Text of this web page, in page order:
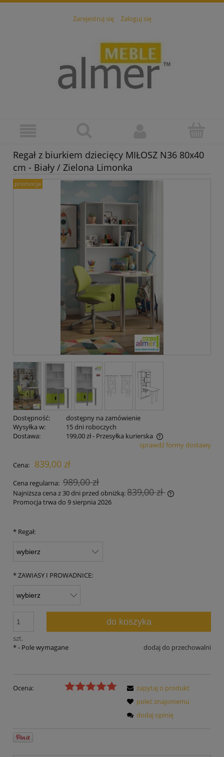
Zarejestruj się Zaloguj się
Regał z biurkiem dziecięcy MIŁOSZ N36 80x40
cm - Biały / Zielona Limonka
promocja
Dostępność:
dostępny na zamówienie
Wysyłka w:
15 dni roboczych
Dostawa:
199,00 zł- Przesyłka kurierska
Cena nie zawiera ewentualnych kosztów płatnościsprawdź formy dostawy
Cena: 839,00 zł
Cena regularna: 989,00 zł
Najniższa cena z 30 dni przed obniżką:839,00 zł
Promocja trwa do 9 sierpnia 2026
* Regał:
*ZAWIASY I PROWADNICE:
szt.
do koszyka
dodaj do przechowalni
*- Pole wymagane
Ocena:
zapytaj o produkt
poleć znajomemu
dodaj opinię